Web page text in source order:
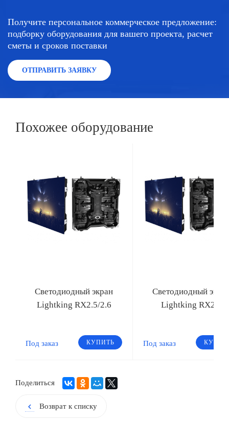
Получите персональное коммерческое предложение:
подборку оборудования для вашего проекта, расчет
сметы и сроков поставки
ОТПРАВИТЬ ЗАЯВКУ
Похожее оборудование
Светодиодный экран
Lightking RX2.5/2.6
Под заказ КУПИТЬ
Светодиодный
Lightking RX2/3
Под заказ
Поделиться
chevron_left Возврат к списку